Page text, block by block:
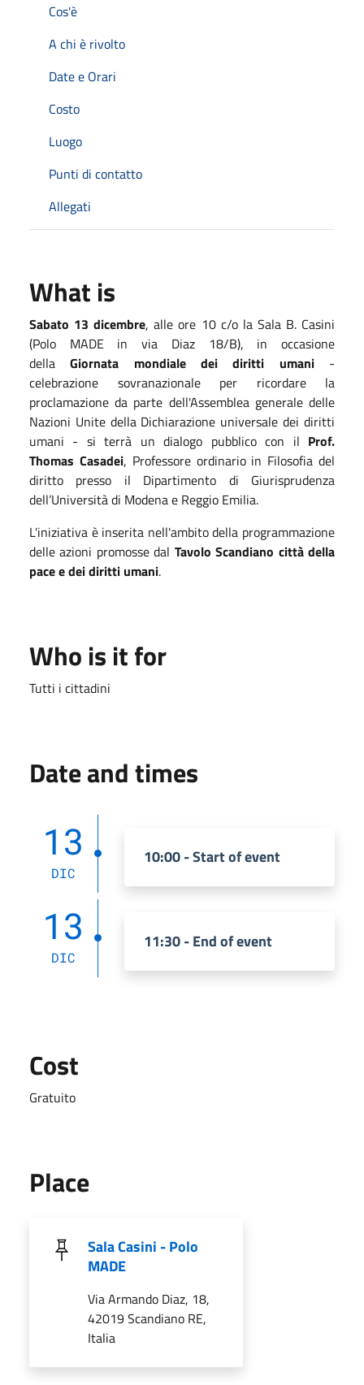
Cos'è
A chi è rivolto
Date e Orari
Costo
Luogo
Punti di contatto
Allegati
What is
Sabato 13 dicembre, alle ore 10 c/o la Sala B. Casini
(Polo MADE in via Diaz 18/B), in occasione
dellaGiornata mondiale dei diritti umani-
celebrazione sovranazionale per ricordare la
proclamazione da parte dell'Assemblea generale delle
Nazioni Unite della Dichiarazione universale dei diritti
umani - si terrà un dialogo pubblico con il Prof.
Thomas Casadei, Professore ordinario in Filosofia del
diritto presso il Dipartimento di Giurisprudenza
dell’Università di Modena e Reggio Emilia.
L'iniziativa è inserita nell'ambito della programmazione
delle azioni promosse dal Tavolo Scandiano città della
pace e dei diritti umani.
Who is it for
Tutti i cittadini
Date and times
13
DIC
10:00 - Start of event
13
DIC
11:30 - End of event
Cost
Gratuito
Place
Sala Casini - Polo
MADE
Via Armando Diaz, 18,
42019 Scandiano RE,
Italia